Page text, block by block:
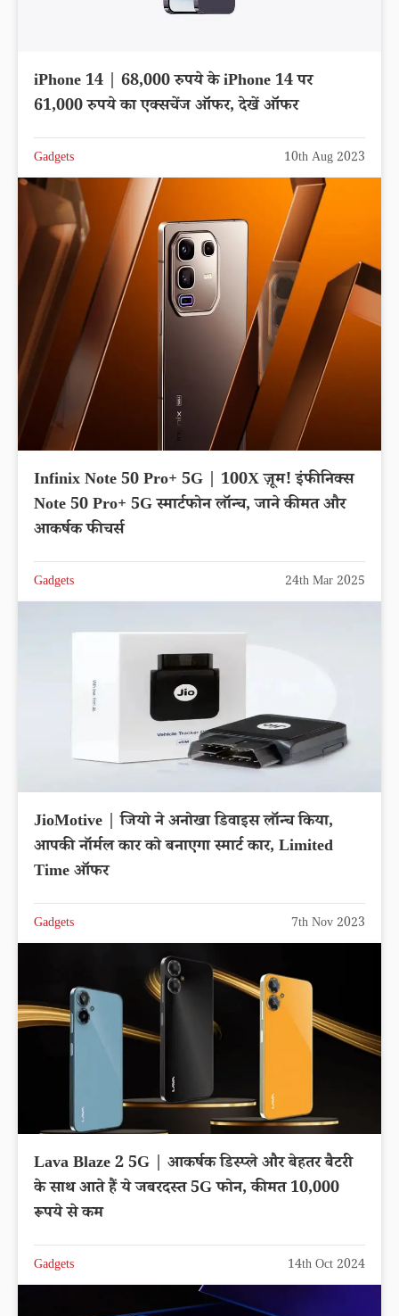
iPhone 14 | 68,000 रुपये के iPhone 14 पर
61,000 रुपये का एक्सचेंज ऑफर, देखें ऑफर
Gadgets 10th Aug 2023
Infinix Note 50 Pro+ 5G | 100X ज़ूम! इंफीनिक्स
Note 50 Pro+ 5G स्मार्टफोन लॉन्च, जाने कीमत और
आकर्षक फीचर्स
Gadgets 24th Mar 2025
JioMotive | जियो ने अनोखा डिवाइस लॉन्च किया,
आपकी नॉर्मल कार को बनाएगा स्मार्ट कार, Limited
Time ऑफर
Gadgets 7th Nov 2023
Lava Blaze 2 5G | आकर्षक डिस्प्ले और बेहतर बैटरी
के साथ आते हैं ये जबरदस्त 5G फोन, कीमत 10,000
रूपये से कम
Gadgets 14th Oct 2024